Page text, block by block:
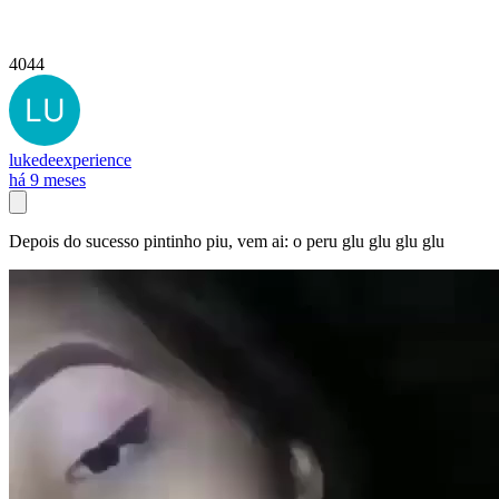
4044
lukedeexperience
há 9 meses
Depois do sucesso pintinho piu, vem ai: o peru glu glu glu glu